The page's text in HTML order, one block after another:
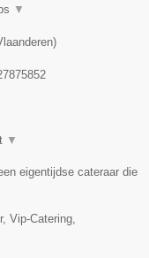
▼
)
▼
eigentijdse cateraar die
Vip-Catering,